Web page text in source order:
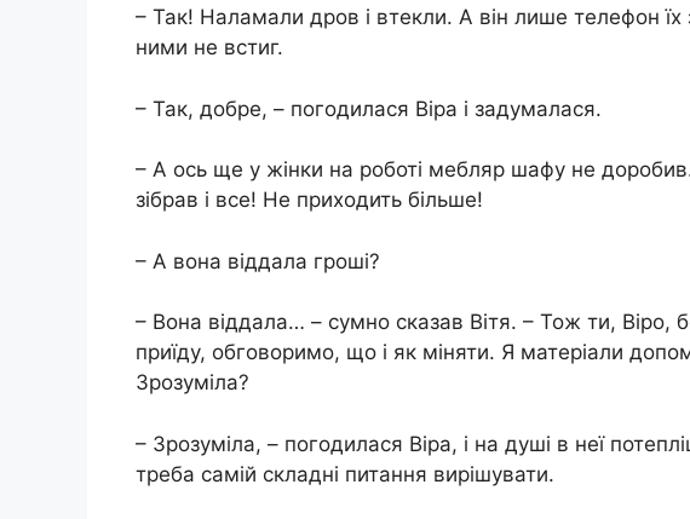
– Так! Наламали дров і втекли. А він лише телефон їх
ними не встиг.
– Так, добре, – погодилася Віра і задумалася.
– А ось ще у жінки на роботі мебляр шафу не
зібрав і все! Не приходить більше!
– А вона віддала гроші?
– Вона віддала… – сумно сказав Вітя. – Тож ти, Віро,
приїду, обговоримо, що і як міняти. Я матеріали
Зрозуміла?
– Зрозуміла, – погодилася Віра, і на душі в неї
треба самій складні питання вирішувати.